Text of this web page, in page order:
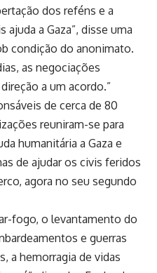
dos reféns e a
ajuda a Gaza”, disse uma
condição do anonimato.
as negociações
a um acordo.”
de cerca de 80
reuniram-se para
humanitária a Gaza e
de ajudar os civis feridos
agora no seu segundo
fogo, o levantamento do
e guerras
a hemorragia de vidas